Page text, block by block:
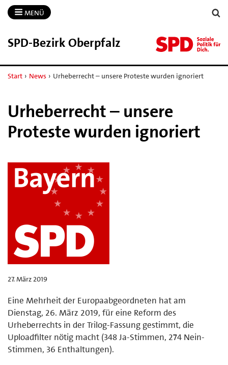
MENÜ
SPD-​Bezirk Oberpfalz
Start › News › Urheberrecht – unsere Proteste wurden ignoriert
Urheberrecht – unsere
Proteste wurden ignoriert
27. März 2019
Eine Mehrheit der Europaabgeordneten hat am
Dienstag, 26. März 2019, für eine Reform des
Urheberrechts in der Trilog-Fassung gestimmt, die
Uploadfilter nötig macht (348 Ja-Stimmen, 274 Nein-
Stimmen, 36 Enthaltungen).